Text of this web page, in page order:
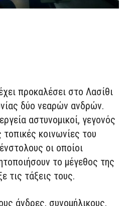
προκαλέσει στο Λασίθι
δύο νεαρών ανδρών.
αστυνομικοί, γεγονός
τοπικές κοινωνίες του
οι οποίοι
το μέγεθος της
τις τάξεις τους.
άνδρες, συνομήλικους,